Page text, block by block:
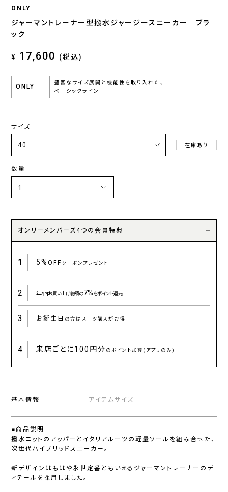
ONLY
ジャーマントレーナー型撥水ジャージースニーカー ブラ
ック
¥ 17,600 (税込)
ONLY
豊富なサイズ展開と機能性を取り入れた、
ベーシックライン
サイズ
在庫あり
数量
オンリーメンバーズ4つの会員特典
1 5%OFFクーポンプレゼント
2 年2回お買い上げ総額の7%をポイント還元
3 お誕生日 の方はスーツ購入がお得
4 来店ごとに100円分 のポイント加算(アプリのみ)
基本情報 アイテムサイズ
■商品説明
撥水ニットのアッパーとイタリアルーツの軽量ソールを組み合せた、
次世代ハイブリッドスニーカー。
新デザインはもはや永世定番ともいえるジャーマントレーナーのデ
ィテールを採用しました。